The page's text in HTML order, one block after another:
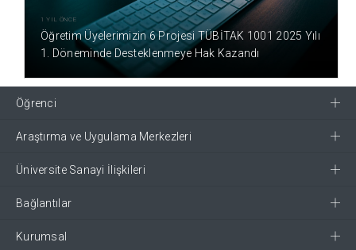
1 YIL ÖNCE
Öğretim Üyelerimizin 6 Projesi TÜBİTAK 1001 2025 Yılı
1. Döneminde Desteklenmeye Hak Kazandı
Öğrenci
Araştırma ve Uygulama Merkezleri
Üniversite Sanayi İlişkileri
Bağlantılar
Kurumsal